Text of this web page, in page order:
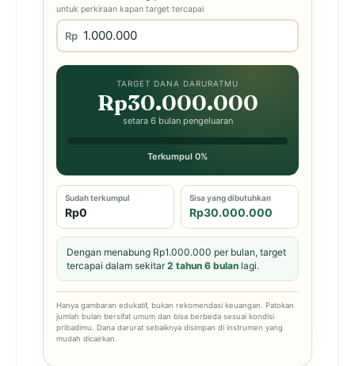
untuk perkiraan kapan target tercapai
Rp
TARGET DANA DARURATMU
Rp30.000.000
setara 6 bulan pengeluaran
Terkumpul 0%
Sudah terkumpul
Rp0
Sisa yang dibutuhkan
Rp30.000.000
Dengan menabung Rp1.000.000 per bulan, target
tercapai dalam sekitar2 tahun 6 bulan lagi.
Hanya gambaran edukatif, bukan rekomendasi keuangan. Patokan
jumlah bulan bersifat umum dan bisa berbeda sesuai kondisi
pribadimu. Dana darurat sebaiknya disimpan di instrumen yang
mudah dicairkan.